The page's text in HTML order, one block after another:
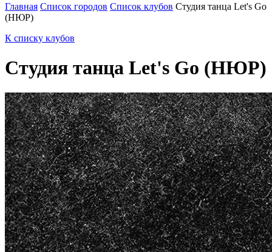
Главная Список городов Список клубов Студия танца Let's Go
(НЮР)
К списку клубов
Студия танца Let's Go (НЮР)